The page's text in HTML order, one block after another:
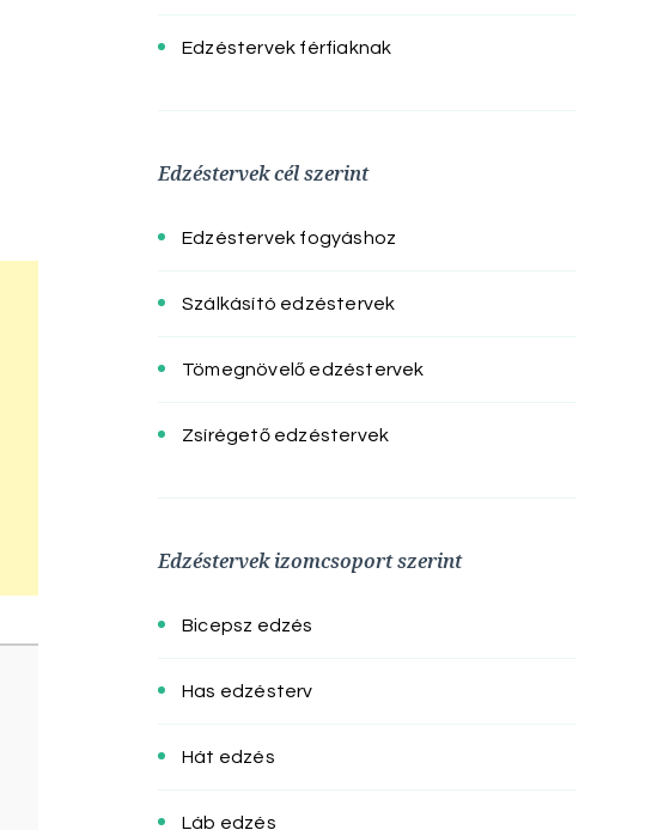
Edzéstervek férfiaknak
Edzéstervek cél szerint
Edzéstervek fogyáshoz
Szálkásító edzéstervek
Tömegnövelő edzéstervek
Zsírégető edzéstervek
Edzéstervek izomcsoport szerint
Bicepsz edzés
Has edzésterv
Hát edzés
Láb edzés